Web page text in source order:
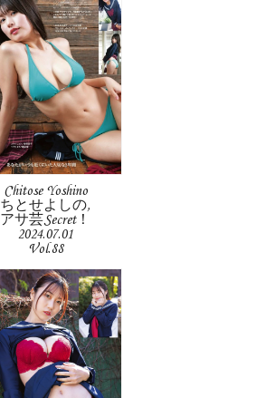
Chitose Yoshino
ちとせよしの,
アサ芸Secret！
2024.07.01
Vol.88